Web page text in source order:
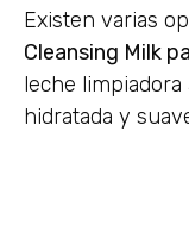
Existen varias
Cleansing Milk
leche
hidratada y